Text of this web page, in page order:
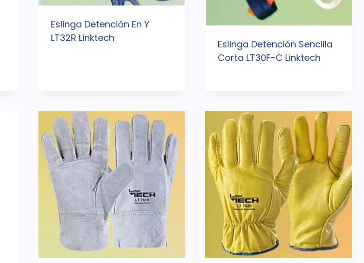
Eslinga Detención En Y
LT32R Linktech
Eslinga Detención Sencilla
Corta LT30F-C Linktech